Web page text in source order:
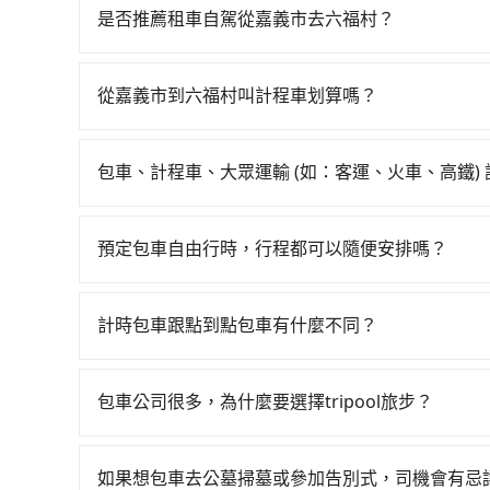
多有47班次高鐵可搭乘。假設從嘉義市西區前往
鐘、車費800元後，抵達六福村 (新竹縣關西鎮)
與等車上，現在還不馬上來預約tripool！如果你
是否推薦租車自駕從嘉義市去六福村？
天就要來回，那在嘉義路邊可隨租隨借的iRent應
預估進去，但額外的汽車保險與可能的罰單都需
理，每一次租車都好像在開樂透一樣。另外，偶
遇到下雨天或者載行李時，就顯得非常不便。
從嘉義市到六福村叫計程車划算嗎？
近的計程車隊，如大嘉義計程車、嘉義博愛無線
tripool都是你從嘉義市到六福村的最佳選擇。
包車、計程車、大眾運輸 (如：客運、火車、高鐵)
程車最貴，而大眾運輸通常較便宜。 行程：需多
可選用大眾運輸。 便利性：需要便利性和方便性
預定包車自由行時，行程都可以隨便安排嗎？
的需求安排的。
計時包車跟點到點包車有什麼不同？
通常以每小時為單位，客戶可以根據自己的需要
一個城市的長途包車。
包車公司很多，為什麼要選擇tripool旅步？
途安全無憂，我們的司機都是專業且可靠的職業
如果想包車去公墓掃墓或參加告別式，司機會有忌